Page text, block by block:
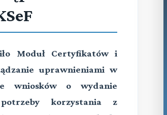
Moduł Certyfikatów i
uprawnieniami w
wniosków o wydanie
korzystania z